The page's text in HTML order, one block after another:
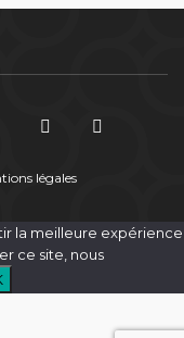
légales
la meilleure expérience
ce site, nous